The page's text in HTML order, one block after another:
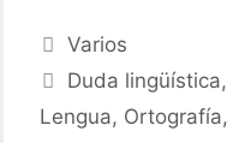
veros
y
veos
Categories
Varios
Tags
Duda lingüística,
Lengua, Ortografía,